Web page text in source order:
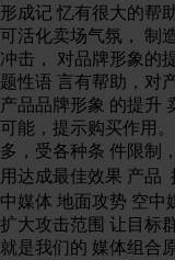
形成记 忆有很大的帮
可活化卖场气氛， 制
冲击， 对品牌形象的
题性语 言有帮助，对
产品品牌形象 的提升
可能，提示购买作用
多，受各种条 件限制
用达成最佳效果 产品
中媒体 地面攻势 空中
扩大攻击范围 让目标
就是我们的 媒体组合